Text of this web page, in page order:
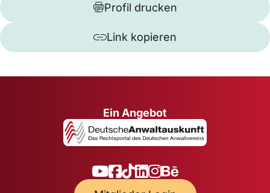
Profil drucken
Link kopieren
Ein Angebot